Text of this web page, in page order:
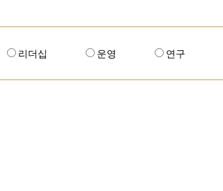
리더십 운영 연구